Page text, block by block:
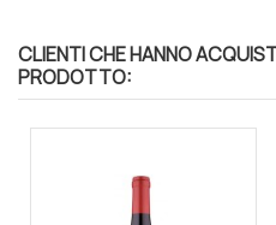
CLIENTI CHE HANNO
PRODOTTO: